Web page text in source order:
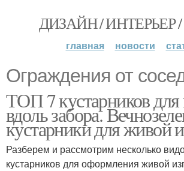
ДИЗАЙН / ИНТЕРЬЕР
главная новости
Ограждения от
ТОП 7 кустарников для
вдоль забора.
кустарники для живой
Разберем и рассмотрим несколько
кустарников для оформления живой